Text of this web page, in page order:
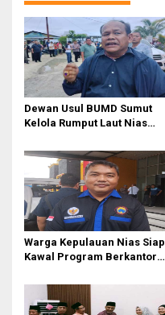
g
a
s
i
p
o
s
Dewan Usul BUMD Sumut
Kelola Rumput Laut Nias
Warga Kepulauan Nias Siap
Kawal Program Berkantor